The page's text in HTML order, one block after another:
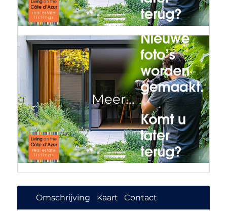
Omschrijving Kaart Contact